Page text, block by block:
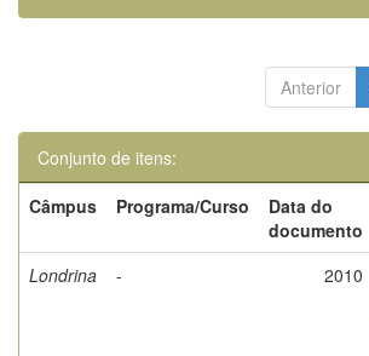
Anterior
Conjunto de itens:
Câmpus
Programa/Curso
Data do
documento
Londrina - 2010